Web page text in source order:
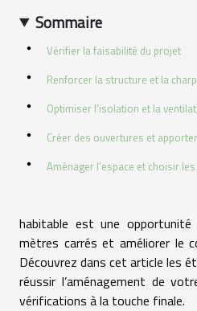
Sommaire
Vérifier la faisabilité du projet
Renforcer la structure et la
Optimiser l’isolation et la
Créer des ouvertures et
Aménager l’espace et choisir
habitable est une
mètres carrés et améliorer le
Découvrez dans cet article les
réussir l’aménagement de
vérifications à la touche finale.